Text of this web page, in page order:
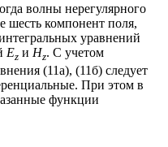
волны нерегулярного
шесть компонент поля,
уравнений
Ez и Hz. С учетом
(11а), (11б) следует
При этом в
функции